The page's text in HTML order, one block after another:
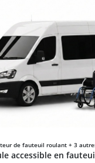
de fauteuil roulant + 3
accessible en